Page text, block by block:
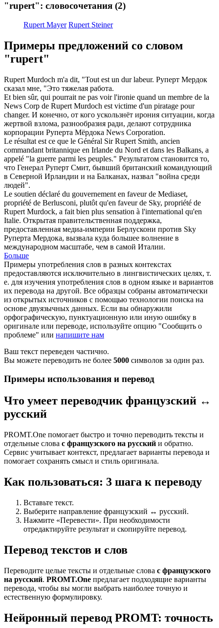
"rupert": словосочетания (2)
Rupert Mayer Rupert Steiner
Примеры предложений со словом
"rupert"
Rupert Murdoch m'a dit, "Tout est un dur labeur. Руперт Мердок
сказал мне, "Это тяжелая работа.
Et bien sûr, qui pourrait ne pas voir l'ironie quand un membre de la
News Corp de Rupert Murdoch est victime d'un piratage pour
changer. И конечно, от кого ускользнёт ирония ситуации, когда
жертвой взлома, разнообразия ради, делают сотрудника
корпорации Руперта Мёрдока News Corporation.
Le résultat est ce que le Général SirRupert Smith, ancien
commandant britannique en Irlande du Nord et dans les Balkans, a
appelé "la guerre parmi les peuples." Результатом становится то,
что Генерал Руперт Смит, бывший британский командующий
в Северной Ирландии и на Балканах, назвал "война среди
людей".
Le soutien déclaré du gouvernement en faveur de Mediaset,
propriété de Berlusconi, plutôt qu'en faveur de Sky, propriété de
Rupert Murdock, a fait bien plus sensation à l'international qu'en
Italie. Открытая правительственная поддержка,
предоставленная медиа-империи Берлускони против Sky
Руперта Мердока, вызвала куда большее волнение в
международном масштабе, чем в самой Италии.
Больше
Примеры употребления слов в разных контекстах
предоставляются исключительно в лингвистических целях, т.
е. для изучения употребления слов в одном языке и вариантов
их перевода на другой. Все образцы собраны автоматически
из открытых источников с помощью технологии поиска на
основе двуязычных данных. Если вы обнаружили
орфографическую, пунктуационную или иную ошибку в
оригинале или переводе, используйте опцию "Сообщить о
проблеме" или напишите нам
Ваш текст переведен частично.
Вы можете переводить не более 5000 символов за один раз.
Примеры использования и перевод
Что умеет переводчик французский ↔
русский
PROMT.One помогает быстро и точно переводить тексты и
отдельные слова с французского на русский и обратно.
Сервис учитывает контекст, предлагает варианты перевода и
помогает сохранять смысл и стиль оригинала.
Как пользоваться: 3 шага к переводу
Вставьте текст.
Выберите направление французский ↔ русский.
Нажмите «Перевести». При необходимости
отредактируйте результат и скопируйте перевод.
Перевод текстов и слов
Переводите целые тексты и отдельные слова с французского
на русский. PROMT.One предлагает подходящие варианты
перевода, чтобы вы могли выбрать наиболее точную и
естественную формулировку.
Нейронный перевод PROMT: точность